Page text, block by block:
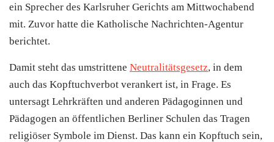
ein Sprecher des Karlsruher Gerichts am Mittwochabend
mit. Zuvor hatte die Katholische Nachrichten-Agentur
berichtet.
Damit steht das umstrittene Neutralitätsgesetz, in dem
auch das Kopftuchverbot verankert ist, in Frage. Es
untersagt Lehrkräften und anderen Pädagoginnen und
Pädagogen an öffentlichen Berliner Schulen das Tragen
religiöser Symbole im Dienst. Das kann ein Kopftuch sein,